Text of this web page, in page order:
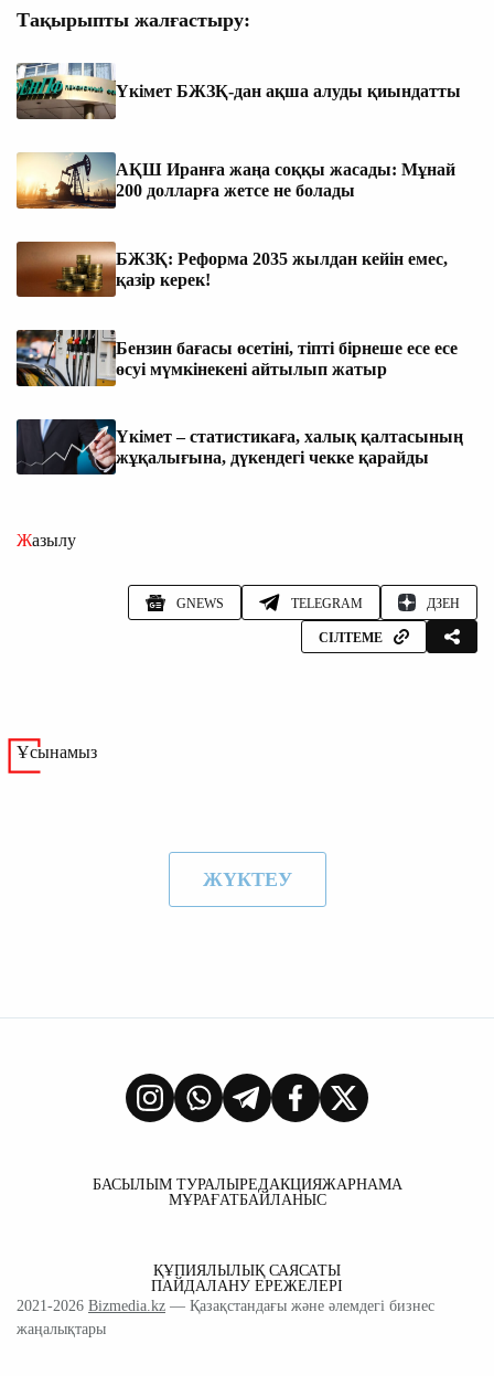
Тақырыпты жалғастыру:
Үкімет БЖЗҚ-дан ақша алуды қиындатты
АҚШ Иранға жаңа соққы жасады: Мұнай
200 долларға жетсе не болады
БЖЗҚ: Реформа 2035 жылдан кейін емес,
қазір керек!
Бензин бағасы өсетіні, тіпті бірнеше есе есе
өсуі мүмкінекені айтылып жатыр
Үкімет – статистикаға, халық қалтасының
жұқалығына, дүкендегі чекке қарайды
Жазылу
GNEWS TELEGRAM ДЗЕН
СІЛТЕМЕ
Ұсынамыз
ЖҮКТЕУ
БАСЫЛЫМ ТУРАЛЫРЕДАКЦИЯЖАРНАМА
МҰРАҒАТБАЙЛАНЫС
ҚҰПИЯЛЫЛЫҚ САЯСАТЫ
ПАЙДАЛАНУ ЕРЕЖЕЛЕРІ
2021-2026 Bizmedia.kz — Қазақстандағы және әлемдегі бизнес
жаңалықтары